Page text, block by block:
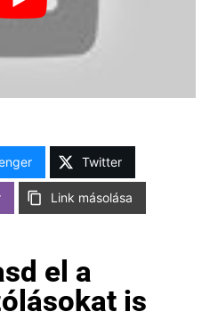
Twitter
Link másolása
el a
is